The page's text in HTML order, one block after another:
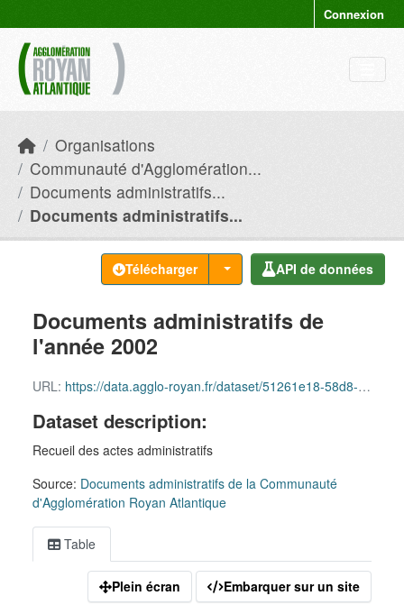
Connexion
Organisations
Communauté d'Agglomération...
Documents administratifs...
Documents administratifs...
Télécharger API de données
Documents administratifs de
l'année 2002
URL: https://data.agglo-royan.fr/dataset/51261e18-58d8-4fe4-9954-a6aa554f880a/resource/560f5426-7ed0-45e7-ab44-6fdbd92017fe/download/documents_administratifs_2002.csv
Dataset description:
Recueil des actes administratifs
Source: Documents administratifs de la Communauté
d'Agglomération Royan Atlantique
Table
Plein écran Embarquer sur un site